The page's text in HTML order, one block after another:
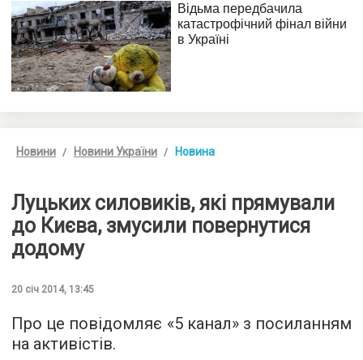
Новини Новини України Новина
Луцьких силовиків, які прямували
до Києва, змусили повернутися
додому
20 січ 2014, 13:45
Про це повідомляє «5 канал» з посиланням
на активістів.